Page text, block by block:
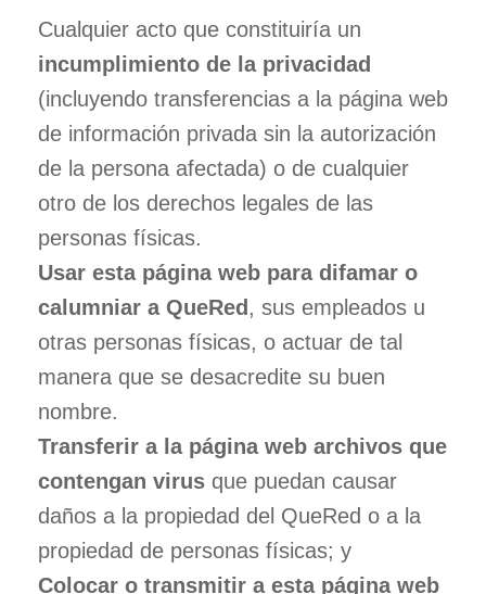
Cualquier acto que constituiría un
incumplimiento de la privacidad
(incluyendo transferencias a la página web
de información privada sin la autorización
de la persona afectada) o de cualquier
otro de los derechos legales de las
personas físicas.
Usar esta página web para difamar o
calumniar a QueRed , sus empleados u
otras personas físicas, o actuar de tal
manera que se desacredite su buen
nombre.
Transferir a la página web archivos que
contengan virus que puedan causar
daños a la propiedad del QueRed o a la
propiedad de personas físicas; y
Colocar o transmitir a esta página web